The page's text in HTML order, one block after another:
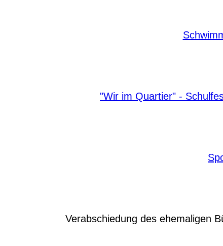
"Wir im Quartier" -
Verabschiedung des ehemaligen